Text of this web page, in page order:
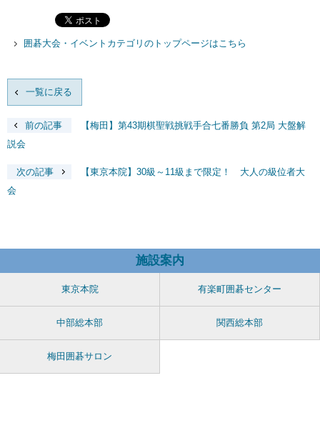
囲碁大会・イベントカテゴリのトップページはこちら
一覧に戻る
前の記事
【梅田】第43期棋聖戦挑戦手合七番勝負 第2局 大盤解
説会
次の記事
【東京本院】30級～11級まで限定！ 大人の級位者大
会
施設案内
東京本院 有楽町囲碁センター
中部総本部 関西総本部
梅田囲碁サロン